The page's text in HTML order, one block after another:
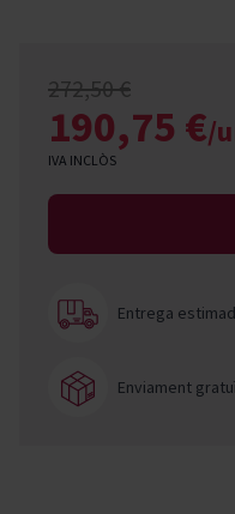
272,50 €
190,75 €/
IVA INCLÒS
Entrega
Enviament